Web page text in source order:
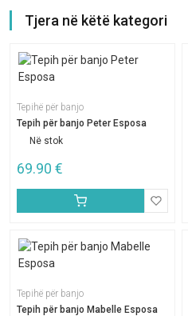
Tjera në këtë kategori
Tepihë për banjo
Tepih për banjo Peter Esposa
Në stok
69.90 €
Tepihë për banjo
Tepih për banjo Mabelle Esposa